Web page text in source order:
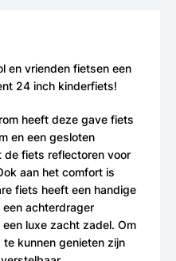
en vrienden fietsen een
24 inch kinderfiets!
heeft deze gave fiets
en een gesloten
fiets reflectoren voor
aan het comfort is
fiets heeft een handige
achterdrager
luxe zacht zadel. Om
kunnen genieten zijn